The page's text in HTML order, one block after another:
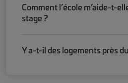
Comment l’école m’aide-t-
stage ?
Y a-t-il des logements près